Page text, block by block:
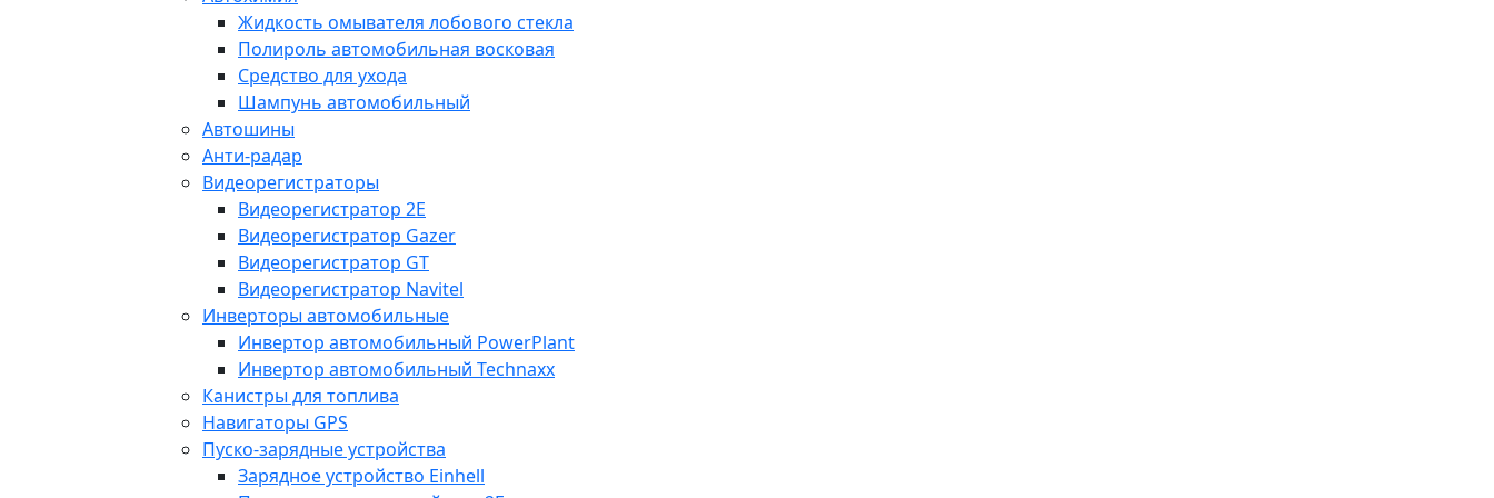
Жидкость омывателя лобового стекла
Полироль автомобильная восковая
Средство для ухода
Шампунь автомобильный
Автошины
Анти-радар
Видеорегистраторы
Видеорегистратор 2E
Видеорегистратор Gazer
Видеорегистратор GT
Видеорегистратор Navitel
Инверторы автомобильные
Инвертор автомобильный PowerPlant
Инвертор автомобильный Technaxx
Канистры для топлива
Навигаторы GPS
Пуско-зарядные устройства
Зарядное устройство Einhell